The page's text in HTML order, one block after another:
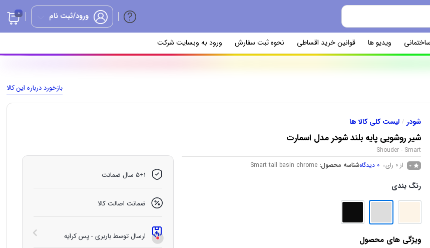
ورود/ثبت نام 0
ویدیو ها قوانین خرید اقساطی نحوه ثبت سفارش ورود به وبسایت شرکت
بازخورد درباره این کالا
شودر / لیست کلی کالا ها
شیر روشویی پایه بلند شودر مدل اسمارت
Shouder - Smart
0 از 0 رای 0 دیدگاهشناسه محصول:Smart tall basin chrome
رنگ بندی
ویژگی های محصول
5+1 سال ضمانت
ضمانت اصالت کالا
ارسال توسط باربری - پس کرایه